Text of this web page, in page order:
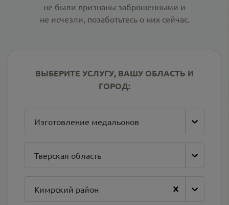
не были признаны заброшенными и
не исчезли, позаботьтесь о них сейчас.
ВЫБЕРИТЕ УСЛУГУ, ВАШУ ОБЛАСТЬ И
ГОРОД:
Изготовление медальонов
Тверская область
Кимрский район